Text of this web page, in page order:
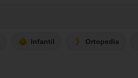
Infantil Ortopedia